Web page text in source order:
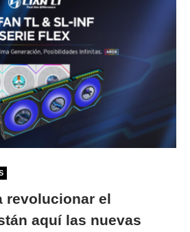
revolucionar el
aquí las nuevas